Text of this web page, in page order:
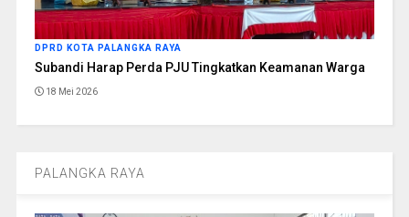
DPRD KOTA PALANGKA RAYA
Subandi Harap Perda PJU Tingkatkan Keamanan Warga
18 Mei 2026
PALANGKA RAYA